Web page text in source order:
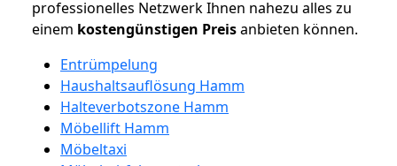
professionelles Netzwerk Ihnen nahezu alles zu
einem kostengünstigen Preisanbieten können.
Entrümpelung
Haushaltsauflösung Hamm
Halteverbotszone Hamm
Möbellift Hamm
Möbeltaxi